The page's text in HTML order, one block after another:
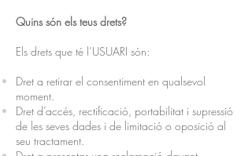
Quins són els teus drets?
Els drets que té l’USUARI són:
Dret a retirar el consentiment en qualsevol
moment.
Dret d’accés, rectificació, portabilitat i supressió
de les seves dades i de limitació o oposició al
seu tractament.